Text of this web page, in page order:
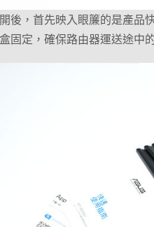
後，首先映入眼簾的是產品
固定，確保路由器運送途中